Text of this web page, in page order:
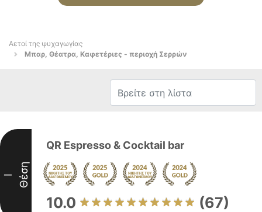
Αετοί της ψυχαγωγίας
Μπαρ, Θέατρα, Καφετέριες - περιοχή Σερρών
I Θέση
QR Espresso & Cocktail bar
10.0 (67)